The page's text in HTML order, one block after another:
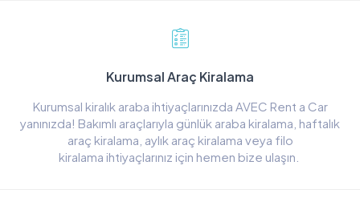
Kurumsal Araç Kiralama
Kurumsal kiralık araba ihtiyaçlarınızda AVEC Rent a Car
yanınızda! Bakımlı araçlarıyla günlük araba kiralama, haftalık
araç kiralama, aylık araç kiralama veya filo
kiralama ihtiyaçlarınız için hemen bize ulaşın.